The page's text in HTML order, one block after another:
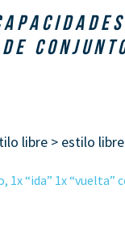
libre > estilo
“ida” 1x “vuelta”